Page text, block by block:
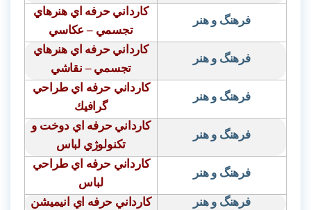
فرهنگ و هنر
كارداني حرفه اي هنرهاي
تجسمي – عكاسي
فرهنگ و هنر
كارداني حرفه اي هنرهاي
تجسمي – نقاشي
فرهنگ و هنر
كارداني حرفه اي طراحي
گرافيك
فرهنگ و هنر
كارداني حرفه اي دوخت و
تكنولوژي لباس
فرهنگ و هنر
كارداني حرفه اي طراحي
لباس
فرهنگ و هنر
كارداني حرفه اي انيميشن